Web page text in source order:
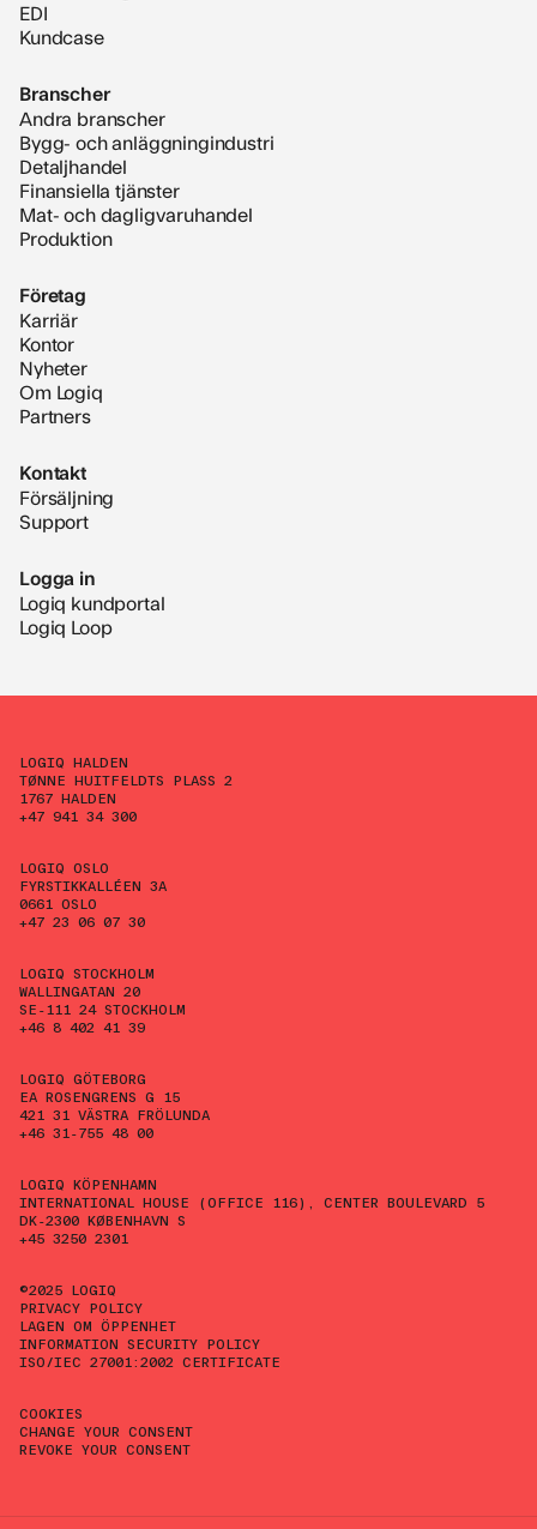
EDI
Kundcase
Branscher
Andra branscher
Bygg- och anläggningindustri
Detaljhandel
Finansiella tjänster
Mat- och dagligvaruhandel
Produktion
Företag
Karriär
Kontor
Nyheter
Om Logiq
Partners
Kontakt
Försäljning
Support
Logga in
Logiq kundportal
Logiq Loop
LOGIQ HALDEN
TØNNE HUITFELDTS PLASS 2
1767 HALDEN
+47 941 34 300
LOGIQ OSLO
FYRSTIKKALLÉEN 3A
0661 OSLO
+47 23 06 07 30
LOGIQ STOCKHOLM
WALLINGATAN 20
SE-111 24 STOCKHOLM
+46 8 402 41 39
LOGIQ GÖTEBORG
EA ROSENGRENS G 15
421 31 VÄSTRA FRÖLUNDA
+46 31-755 48 00
LOGIQ KÖPENHAMN
INTERNATIONAL HOUSE (OFFICE 116), CENTER BOULEVARD 5
DK-2300 KØBENHAVN S
+45 3250 2301
©2025 LOGIQ
PRIVACY POLICY
LAGEN OM ÖPPENHET
INFORMATION SECURITY POLICY
ISO/IEC 27001:2002 CERTIFICATE
COOKIES
CHANGE YOUR CONSENT
REVOKE YOUR CONSENT